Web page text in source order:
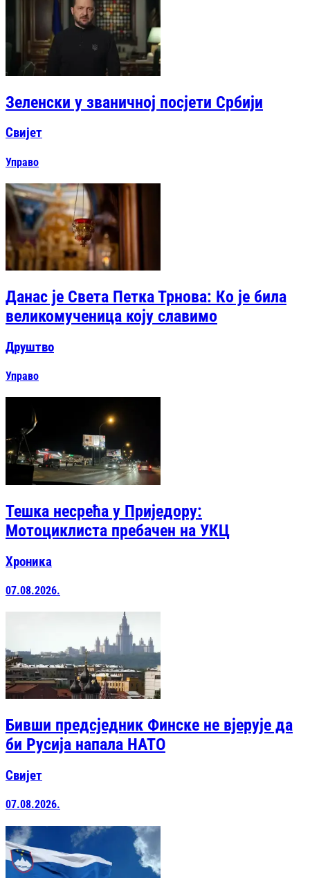
Зеленски у званичној посјети Србији
Свијет
Управо
Данас је Света Петка Трнова: Ко је била
великомученица коју славимо
Друштво
Управо
Тешка несрећа у Приједору:
Мотоциклиста пребачен на УКЦ
Хроника
07.08.2026.
Бивши предсједник Финске не вјерује да
би Русија напала НАТО
Свијет
07.08.2026.